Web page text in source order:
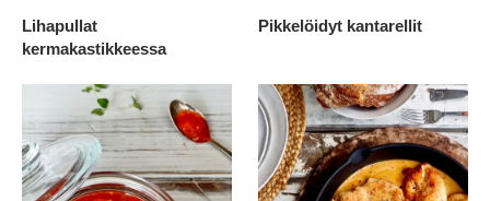
Lihapullat
kermakastikkeessa
Pikkelöidyt kantarellit